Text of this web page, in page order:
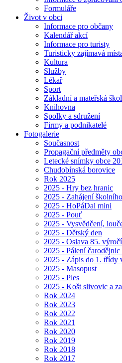
Formuláře
Život v obci
Informace pro občany
Kalendář akcí
Informace pro turisty
Turisticky zajímavá
Kultura
Služby
Lékař
Sport
Základní a mateřská
Knihovna
Spolky a sdružení
Firmy a podnikatelé
Fotogalerie
Současnost
Propagační předměty
Letecké snímky obce
Chudobínská borovice
Rok 2025
2025 - Hry bez hranic
2025 - Zahájení
2025 - HoPáDal mini
2025 - Pouť
2025 - Vysvědčení,
2025 - Dětský den
2025 - Oslava 85.
2025 - Pálení
2025 - Zápis do 1. třídy
2025 - Masopust
2025 - Ples
2025 - Košt slivovic a
Rok 2024
Rok 2023
Rok 2022
Rok 2021
Rok 2020
Rok 2019
Rok 2018
Rok 2017